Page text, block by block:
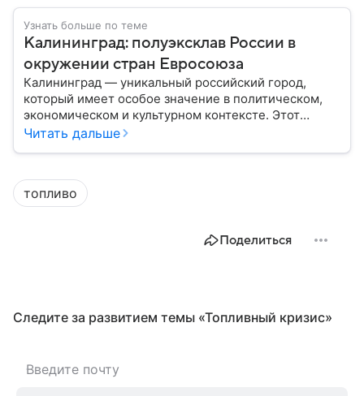
Узнать больше по теме
Калининград: полуэксклав России в
окружении стран Евросоюза
Калининград — уникальный российский город,
который имеет особое значение в политическом,
экономическом и культурном контексте. Этот
город, расположенный в самом сердце Европы,
главное об этом населенном пункте.
Читать дальше
топливо
Поделиться
Следите за развитием темы «Топливный кризис»